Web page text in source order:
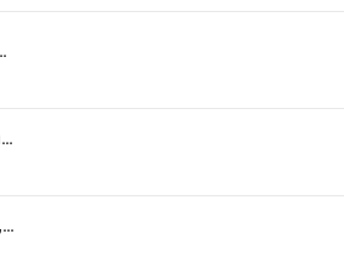
mit einem Mann zeigt #219
Wie du einem Mann Grenzen setzt, wenn er versucht, seine Gefühle auf dich zu projizieren #218
Woran du als ambivalente Frau merkst, dass im Kontakt mit einem Mann dein ambivalentes Bindungsmuster aktiv ist #217